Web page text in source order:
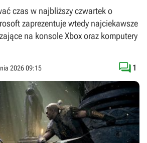
czas w najbliższy czwartek o
zaprezentuje wtedy najciekawsze
na konsole Xbox oraz komputery
2026 09:15  1